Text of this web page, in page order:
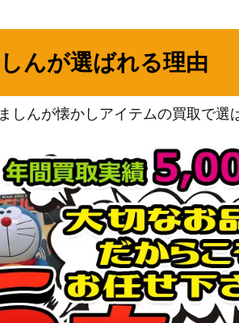
(HOL/W91-004SSP)
ブ
S107-003SSP】
ブ
テイエムオペラオー（UMA/W106-053S
ブ
（
イド 有栖川夏葉(ISC/S81-033SSP)
ブ
（
ニ
んが選ばれる理由
しんが懐かしアイテムの買取で選